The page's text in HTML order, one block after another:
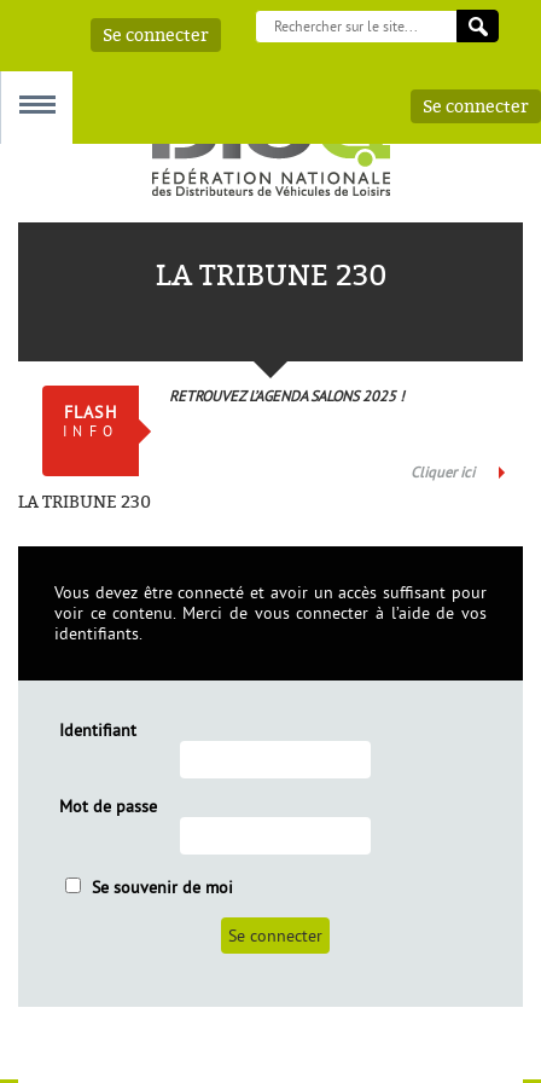
Se connecter
AAA
Se connecter
LA TRIBUNE 230
FLASH
INFO
RETROUVEZ L’AGENDA SALONS 2025 !
Cliquer ici
LA TRIBUNE 230
Vous devez être connecté et avoir un accès suffisant pour
voir ce contenu. Merci de vous connecter à l’aide de vos
identifiants.
Identifiant
Mot de passe
Se souvenir de moi